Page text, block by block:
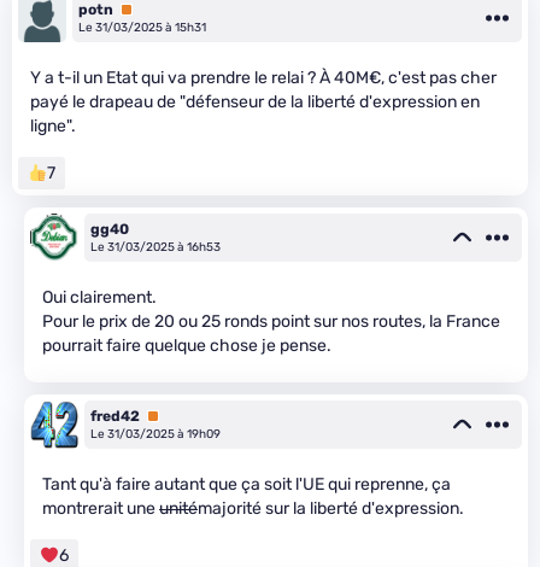
potn
Premium
Le 31/03/2025 à 15h31
Y a t-il un Etat qui va prendre le relai ? À 40M€, c'est pas cher
payé le drapeau de "défenseur de la liberté d'expression en
ligne".
7
gg40
Le 31/03/2025 à 16h53
Oui clairement.
Pour le prix de 20 ou 25 ronds point sur nos routes, la France
pourrait faire quelque chose je pense.
fred42 Premium
Le 31/03/2025 à 19h09
Tant qu'à faire autant que ça soit l'UE qui reprenne, ça
montrerait uneunitémajorité sur la liberté d'expression.
6